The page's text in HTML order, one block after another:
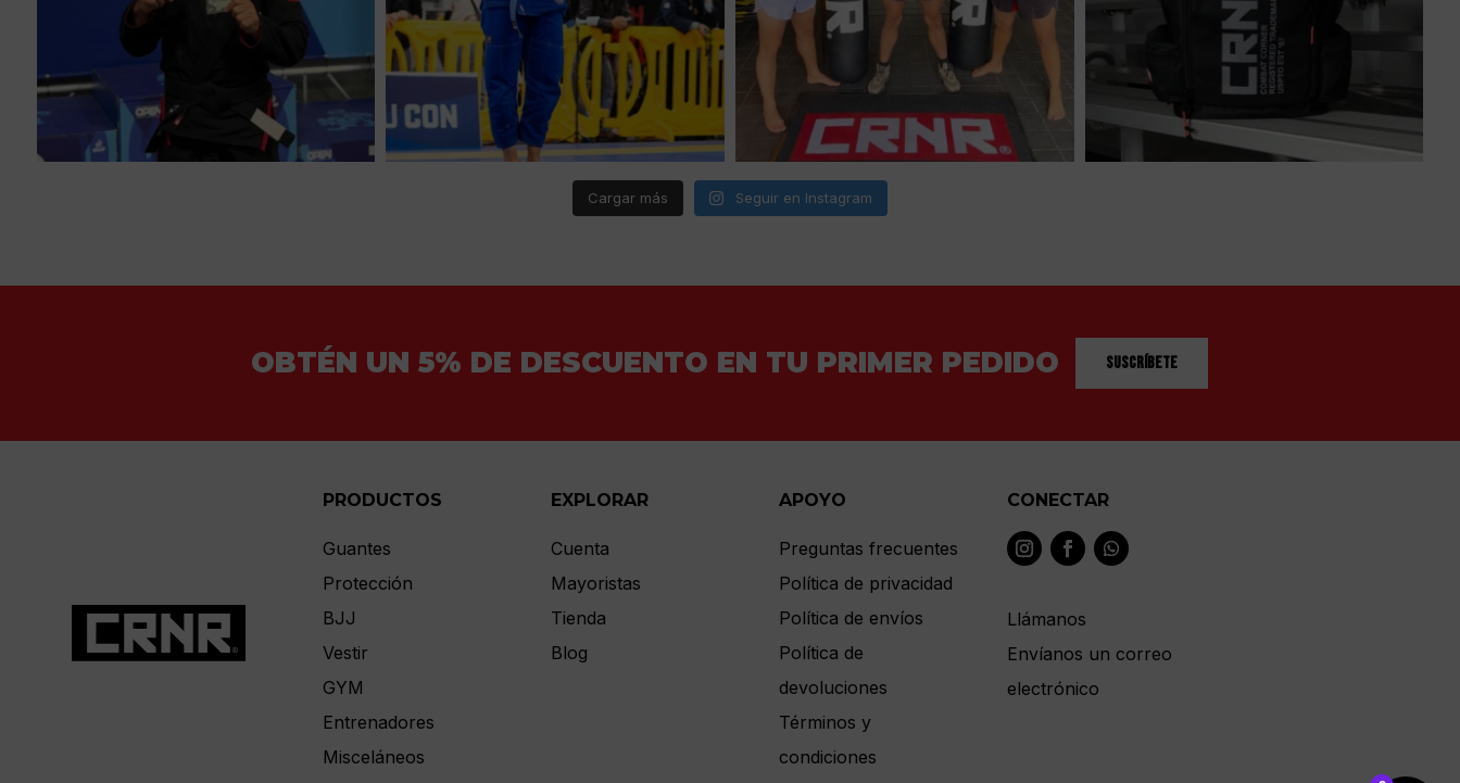
Cargar más Seguir en Instagram
OBTÉN UN 5% DE DESCUENTO EN TU PRIMER PEDIDO Suscríbete
PRODUCTOS
Guantes
Protección
BJJ
Vestir
GYM
Entrenadores
Misceláneos
EXPLORAR
Cuenta
Mayoristas
Tienda
Blog
APOYO
Preguntas frecuentes
Política de privacidad
Política de envíos
Política de
devoluciones
Términos y
condiciones
CONECTAR
Llámanos
Envíanos un correo
electrónico